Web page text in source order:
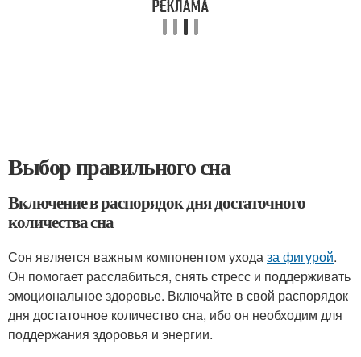
Выбор правильного сна
Включение в распорядок дня достаточного
количества сна
Сон является важным компонентом уходаза фигурой.
Он помогает расслабиться, снять стресс и поддерживать
эмоциональное здоровье. Включайте в свой распорядок
дня достаточное количество сна, ибо он необходим для
поддержания здоровья и энергии.